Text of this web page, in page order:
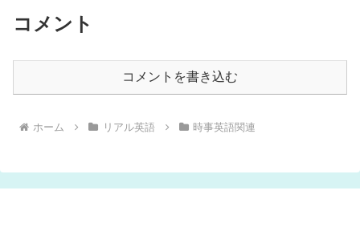
コメント
コメントを書き込む
ホーム リアル英語 時事英語関連